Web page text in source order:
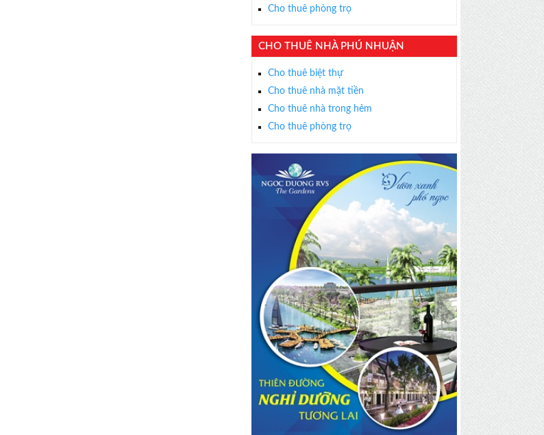
Cho thuê phòng trọ
CHO THUÊ NHÀ PHÚ NHUẬN
Cho thuê biệt thự
Cho thuê nhà mặt tiền
Cho thuê nhà trong hẻm
Cho thuê phòng trọ